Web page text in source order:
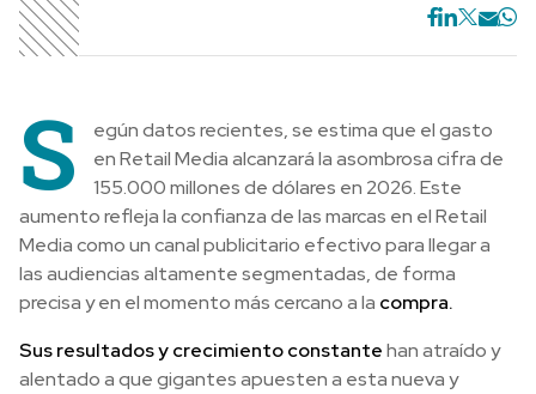
S
egún datos recientes, se estima que el gasto
en Retail Media alcanzará la asombrosa cifra de
155.000 millones de dólares en 2026. Este
aumento refleja la confianza de las marcas en el Retail
Media como un canal publicitario efectivo para llegar a
las audiencias altamente segmentadas, de forma
precisa y en el momento más cercano a la compra.
Sus resultados y crecimiento constantehan atraído y
alentado a que gigantes apuesten a esta nueva y